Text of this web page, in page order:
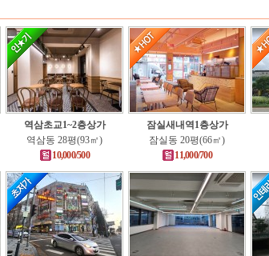
역삼초교1~2층상가
역삼동 28평(93㎡)
10,000/500
잠실새내역1층상가
잠실동 20평(66㎡)
11,000/700